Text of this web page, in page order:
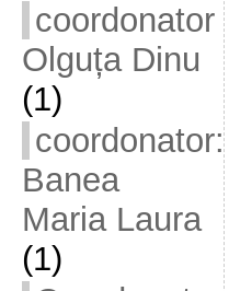
coordonator
Olguța Dinu
(1)
coordonator:
Banea
Maria Laura
(1)